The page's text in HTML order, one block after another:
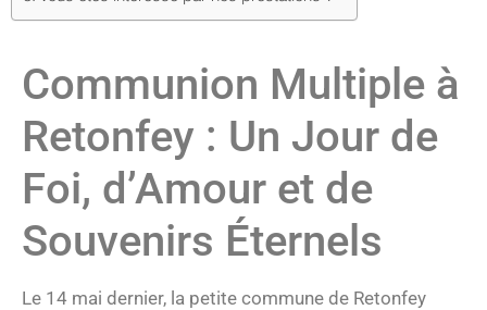
Communion Multiple à
Retonfey : Un Jour de
Foi, d’Amour et de
Souvenirs Éternels
Le 14 mai dernier, la petite commune de Retonfey